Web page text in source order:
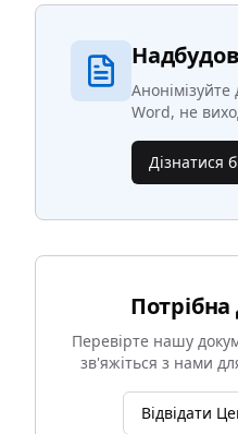
Word, не
Дізнатися
Перевірте нашу
зв'яжіться з нами
Відвідати